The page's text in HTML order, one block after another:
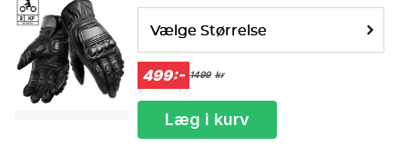
Vælge Størrelse
499:- 1499 kr
Læg i kurv